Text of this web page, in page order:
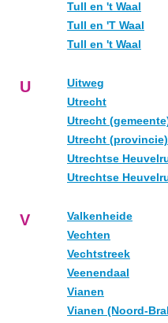
Tull en 't Waal
Tull en 'T Waal
Tull en 't Waal
U
Uitweg
Utrecht
Utrecht
Utrecht (provincie)
Utrechtse
Utrechtse
V
Valkenheide
Vechten
Vechtstreek
Veenendaal
Vianen
Vianen (Noord-